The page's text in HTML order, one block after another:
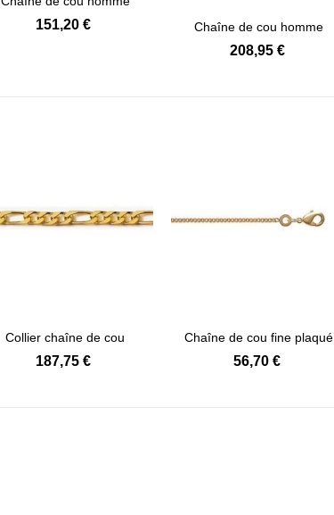
plaqué or...
151,20 € Afficher détails
Chaîne de cou homme
plaqué or...
208,95 €
Afficher détails
Collier chaîne de cou
homme...
187,75 €
Afficher détails
Chaîne de cou fine plaqué
or...
56,70 €